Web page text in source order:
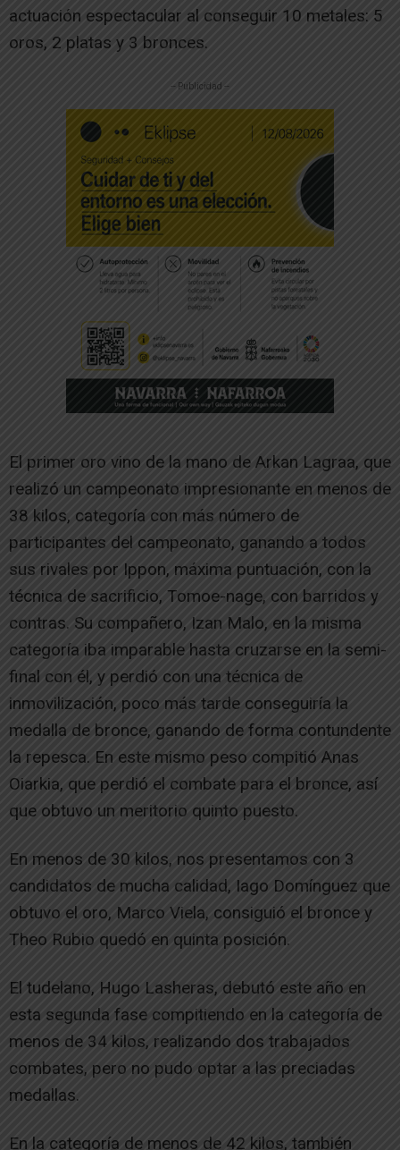
actuación espectacular al conseguir 10 metales: 5
oros, 2 platas y 3 bronces.
-- Publicidad --
El primer oro vino de la mano de Arkan Lagraa, que
realizó un campeonato impresionante en menos de
38 kilos, categoría con más número de
participantes del campeonato, ganando a todos
sus rivales por Ippon, máxima puntuación, con la
técnica de sacrificio, Tomoe-nage, con barridos y
contras. Su compañero, Izan Malo, en la misma
categoría iba imparable hasta cruzarse en la semi-
final con él, y perdió con una técnica de
inmovilización, poco más tarde conseguiría la
medalla de bronce, ganando de forma contundente
la repesca. En este mismo peso compitió Anas
Oiarkia, que perdió el combate para el bronce, así
que obtuvo un meritorio quinto puesto.
En menos de 30 kilos, nos presentamos con 3
candidatos de mucha calidad, Iago Domínguez que
obtuvo el oro, Marco Viela, consiguió el bronce y
Theo Rubio quedó en quinta posición.
El tudelano, Hugo Lasheras, debutó este año en
esta segunda fase compitiendo en la categoría de
menos de 34 kilos, realizando dos trabajados
combates, pero no pudo optar a las preciadas
medallas.
En la categoría de menos de 42 kilos, también